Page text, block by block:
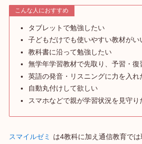
こんな人におすすめ
タブレットで勉強したい
子どもだけでも使いやすい教材がい
教科書に沿って勉強したい
無学年学習教材で先取り、予習・復
英語の発音・リスニングに力を入れ
自動丸付けして欲しい
スマホなどで親が学習状況を見守り
スマイルゼミ
は4教科に加え通信教育で